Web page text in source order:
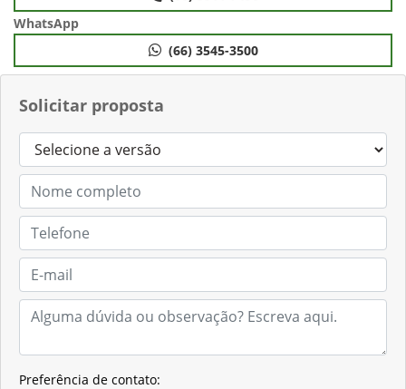
Solicitar proposta
Preferência de contato:
WhatsApp
(66) 3545-3500